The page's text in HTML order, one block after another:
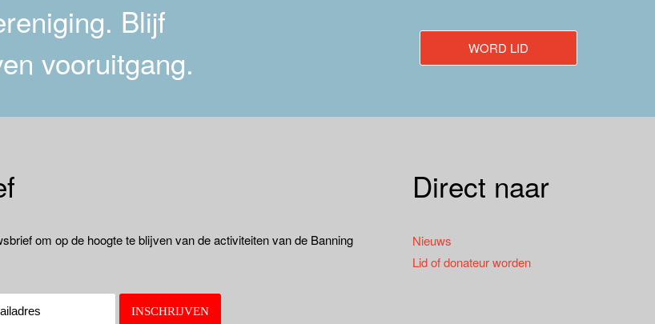
Blijf
vooruitgang.
WORD LID
om op de hoogte te blijven van de activiteiten van de Banning
Direct naar
Nieuws
Lid of donateur worden